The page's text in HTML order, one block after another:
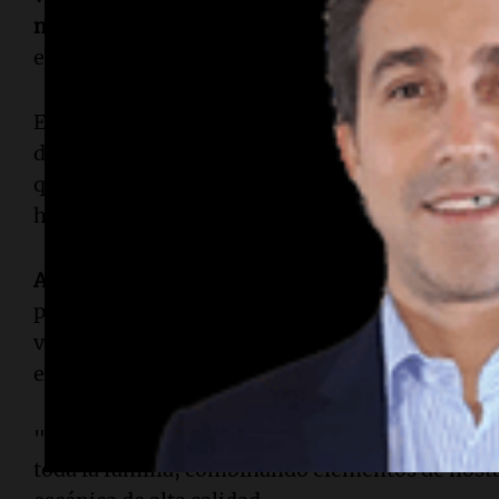
niños
que ganan los tickets dorados,
entretenida.
En este contexto, Dolores Ocampo brilla en el
de Mike, interpretando a una madre
que encuentra consuelo en el alcohol y las
humor oscuro que genera risas.
Agustín "Rada" Aristarán
se destaca como un
pragmático, mostrando un notable dominio
vocal sobresaliente en las canciones. Su
en las interacciones con Charlie, es uno de los
"Charlie y la Fábrica de Chocolate" se presenta
toda la familia, combinando elementos de